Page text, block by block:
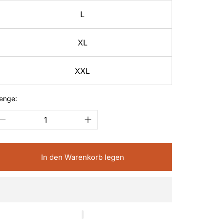
L
XL
XXL
In den Warenkorb legen